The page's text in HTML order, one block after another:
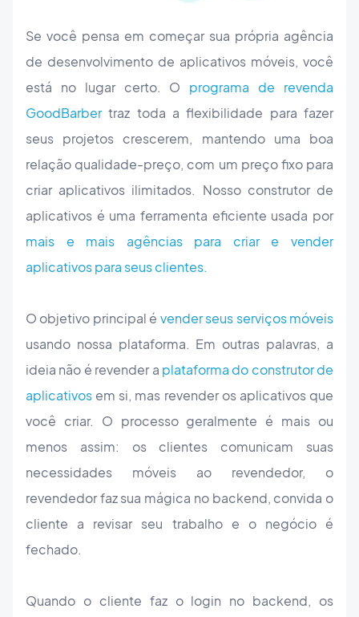
Se você pensa em começar sua própria agência
de desenvolvimento de aplicativos móveis, você
está no lugar certo. O programa de revenda
GoodBarbertraz toda a flexibilidade para fazer
seus projetos crescerem, mantendo uma boa
relação qualidade-preço, com um preço fixo para
criar aplicativos ilimitados. Nosso construtor de
aplicativos é uma ferramenta eficiente usada por
mais e mais agências para criar e vender
aplicativos para seus clientes.
O objetivo principal é vender seus serviçosmóveis
usando nossa plataforma. Em outras palavras, a
ideia não é revender a plataforma do construtor de
aplicativos em si, mas revender os aplicativos que
você criar. O processo geralmente é mais ou
menos assim: os clientes comunicam suas
necessidades móveis ao revendedor, o
revendedor faz sua mágica no backend, convida o
cliente a revisar seu trabalho e o negócio é
fechado.
Quando o cliente faz o login no backend, os